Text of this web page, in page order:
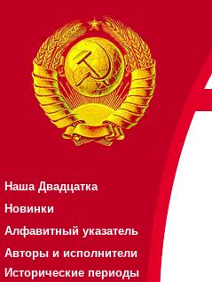
Наша Двадцатка
Новинки
Алфавитный указатель
Авторы и исполнители
Исторические периоды